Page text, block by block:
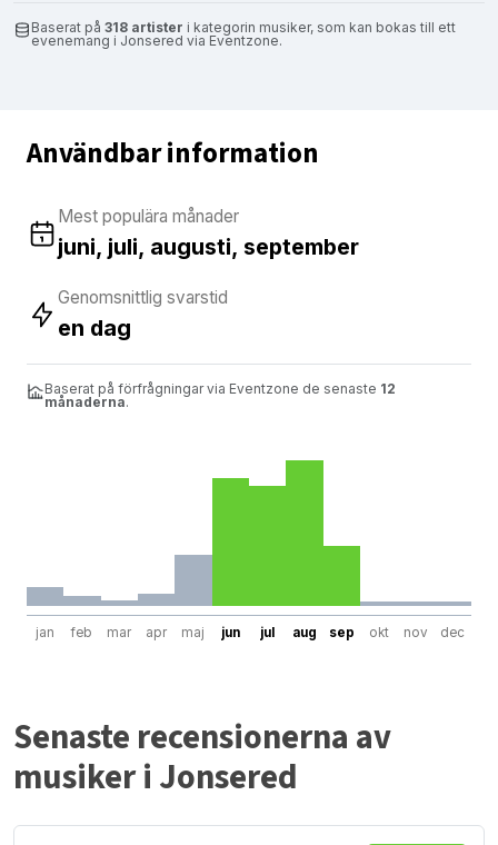
Baserat på 318 artister i kategorin musiker, som kan bokas till ett
evenemang i Jonsered via Eventzone.
Användbar information
Mest populära månader
juni, juli, augusti, september
Genomsnittlig svarstid
en dag
Baserat på förfrågningar via Eventzone de senaste 12
månaderna.
jan feb mar apr maj jun jul aug sep okt nov dec
Senaste recensionerna av
musiker i Jonsered